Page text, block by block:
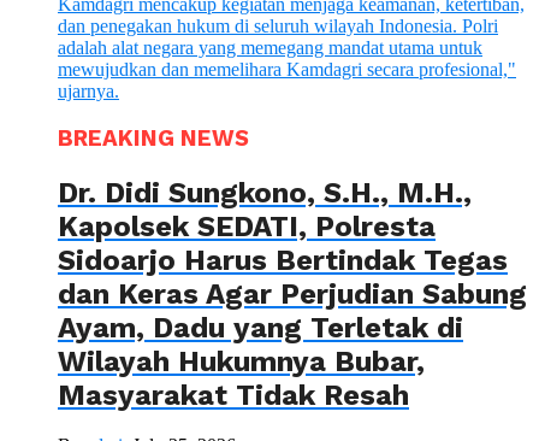
BREAKING NEWS
Dr. Didi Sungkono, S.H., M.H.,
Kapolsek SEDATI, Polresta
Sidoarjo Harus Bertindak Tegas
dan Keras Agar Perjudian Sabung
Ayam, Dadu yang Terletak di
Wilayah Hukumnya Bubar,
Masyarakat Tidak Resah